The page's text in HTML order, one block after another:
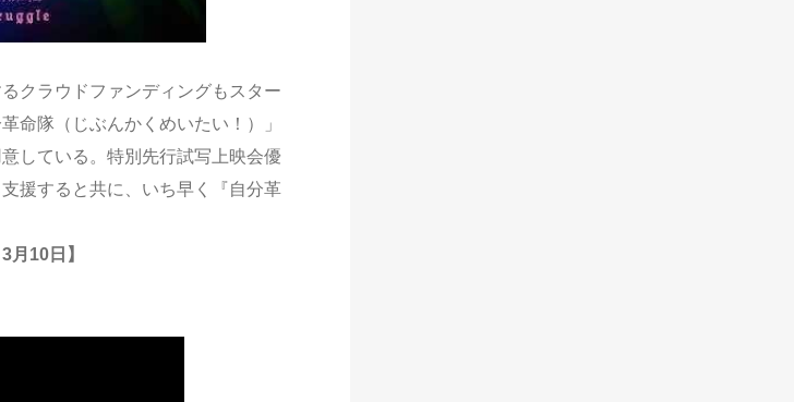
クラウドファンディングもスター
命隊（じぶんかくめいたい！）」
している。特別先行試写上映会優
援すると共に、いち早く『自分革
月10日】